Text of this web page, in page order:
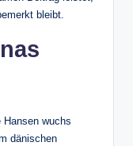
bleibt.
wuchs
dänischen